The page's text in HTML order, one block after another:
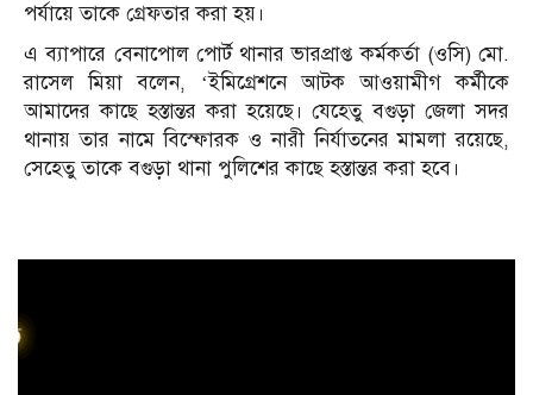
পর্যায়ে তাকে গ্রেফতার করা হয়।
এ ব্যাপারে বেনাপোল পোর্ট থানার ভারপ্রাপ্ত কর্মকর্তা (ওসি) মো.
রাসেল মিয়া বলেন, ‘ইমিগ্রেশনে আটক আওয়ামীগ কর্মীকে
আমাদের কাছে হস্তান্তর করা হয়েছে। যেহেতু বগুড়া জেলা সদর
থানায় তার নামে বিস্ফোরক ও নারী নির্যাতনের মামলা রয়েছে,
সেহেতু তাকে বগুড়া থানা পুলিশের কাছে হস্তান্তর করা হবে।